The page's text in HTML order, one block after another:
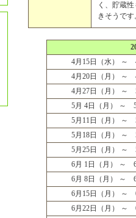
く、貯蔵
きそうです
4月15日（水） ～
4月20日（月） ～
4月27日（月） ～
5月 4日（月） ～ 5
5月11日（月） ～
5月18日（月） ～
5月25日（月） ～
6月 1日（月） ～ 6
6月 8日（月） ～ 6
6月15日（月） ～
6月22日（月） ～